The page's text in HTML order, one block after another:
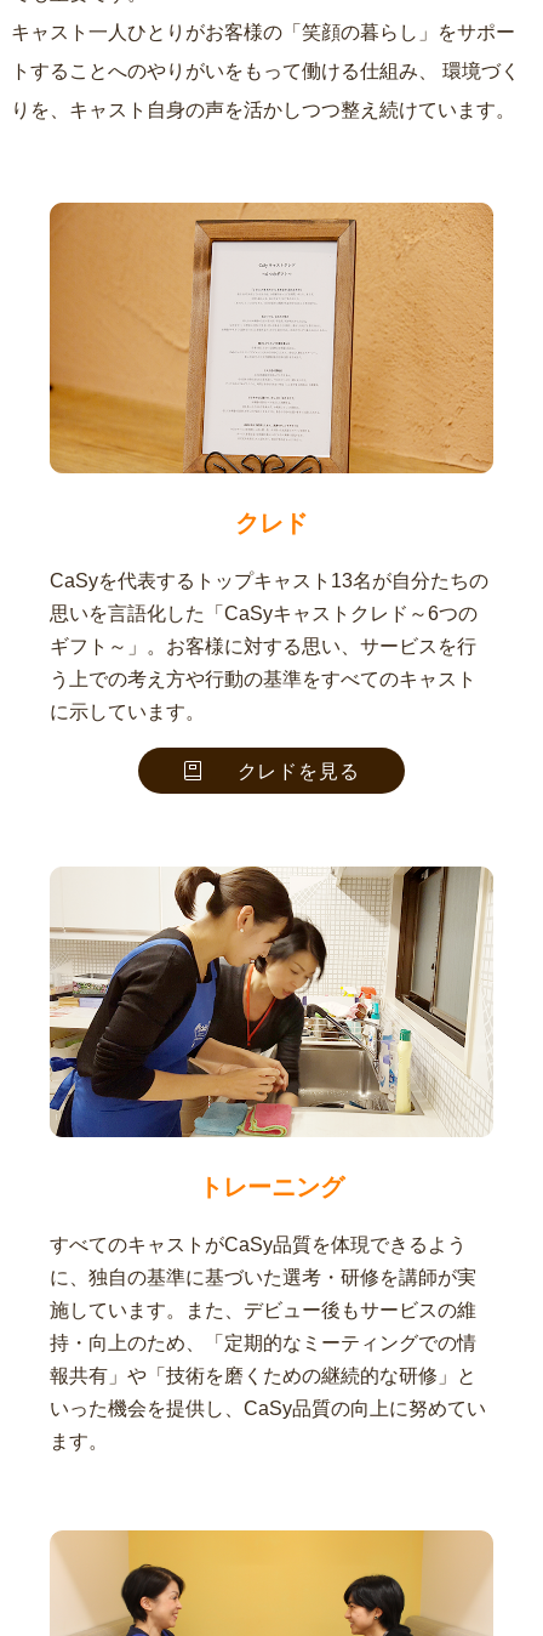
キャスト一人ひとりがお客様の「笑顔の暮らし」をサポー
トすることへのやりがいをもって働ける仕組み、
りを、キャスト自身の声を活かしつつ整え続けています。
クレド
CaSyを代表するトップキャスト13名が自分たちの
思いを言語化した「CaSyキャストクレド～6つの
ギフト～」。お客様に対する思い、サービスを行
う上での考え方や行動の基準をすべてのキャスト
に示しています。
クレドを見る
トレーニング
すべてのキャストがCaSy品質を体現できるよう
に、独自の基準に基づいた選考・研修を講師が実
施しています。また、デビュー後もサービスの維
持・向上のため、「定期的なミーティングでの情
報共有」や「技術を磨くための継続的な研修」と
いった機会を提供し、CaSy品質の向上に努めてい
ます。